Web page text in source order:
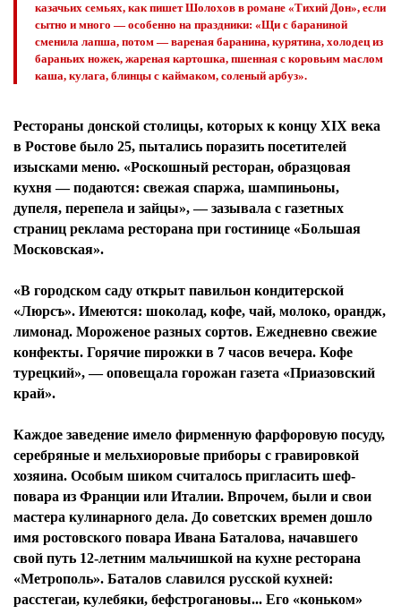
казачьих семьях, как пишет Шолохов в романе «Тихий Дон», если
сытно и много — особенно на праздники: «Щи с бараниной
сменила лапша, потом — вареная баранина, курятина, холодец из
бараньих ножек, жареная картошка, пшенная с коровьим маслом
каша, кулага, блинцы с каймаком, соленый арбуз».
Рестораны донской столицы, которых к концу ХIХ века
в Ростове было 25, пытались поразить посетителей
изысками меню. «Роскошный ресторан, образцовая
кухня — подаются: свежая спаржа, шампиньоны,
дупеля, перепела и зайцы», — зазывала с газетных
страниц реклама ресторана при гостинице «Большая
Московская».
«В городском саду открыт павильон кондитерской
«Люрсъ». Имеются: шоколад, кофе, чай, молоко, орандж,
лимонад. Мороженое разных сортов. Ежедневно свежие
конфекты. Горячие пирожки в 7 часов вечера. Кофе
турецкий», — оповещала горожан газета «Приазовский
край».
Каждое заведение имело фирменную фарфоровую посуду,
серебряные и мельхиоровые приборы с гравировкой
хозяина. Особым шиком считалось пригласить шеф-
повара из Франции или Италии. Впрочем, были и свои
мастера кулинарного дела. До советских времен дошло
имя ростовского повара Ивана Баталова, начавшего
свой путь 12-летним мальчишкой на кухне ресторана
«Метрополь». Баталов славился русской кухней:
расстегаи, кулебяки, бефстрогановы... Его «коньком»